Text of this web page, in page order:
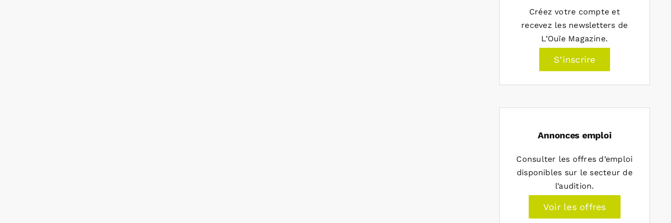
Créez votre compte et
recevez les newsletters de
L’Ouïe Magazine.
S’inscrire
Annonces emploi
Consulter les offres d’emploi
disponibles sur le secteur de
l’audition.
Voir les offres